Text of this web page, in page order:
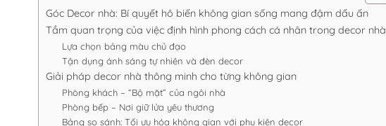
Góc Decor nhà: Bí quyết hô biến không gian sống mang đậm dấu ấn
Tầm quan trọng của việc định hình phong cách cá nhân trong decor nhà
Lựa chọn bảng màu chủ đạo
Tận dụng ánh sáng tự nhiên và đèn decor
Giải pháp decor nhà thông minh cho từng không gian
Phòng khách – “Bộ mặt” của ngôi nhà
Phòng bếp – Nơi giữ lửa yêu thương
Bảng so sánh: Tối ưu hóa không gian với phụ kiện decor